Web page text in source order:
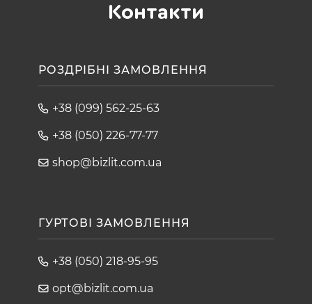
Контакти
РОЗДРІБНІ ЗАМОВЛЕННЯ
+38 (099) 562-25-63
+38 (050) 226-77-77
shop@bizlit.com.ua
ГУРТОВІ ЗАМОВЛЕННЯ
+38 (050) 218-95-95
opt@bizlit.com.ua